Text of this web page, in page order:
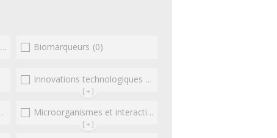
(0)
Biomarqueurs (0)
Innovations technologiques et omiques
[+]
(0)
Microorganismes et interactions/réponse de l'hôte
[+]